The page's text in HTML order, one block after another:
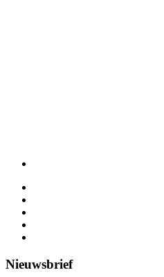
Nieuwsbrief